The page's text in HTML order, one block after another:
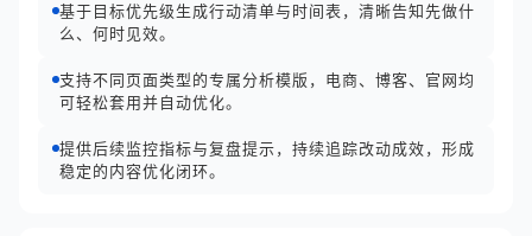
基于目标优先级生成行动清单与时间表，清晰告知先做什
么、何时见效。
支持不同页面类型的专属分析模版，电商、博客、官网均
可轻松套用并自动优化。
提供后续监控指标与复盘提示，持续追踪改动成效，形成
稳定的内容优化闭环。